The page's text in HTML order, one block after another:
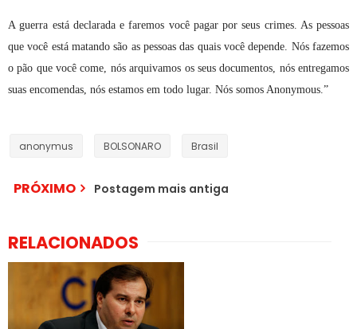
A guerra está declarada e faremos você pagar por seus crimes. As pessoas
que você está matando são as pessoas das quais você depende. Nós fazemos
o pão que você come, nós arquivamos os seus documentos, nós entregamos
suas encomendas, nós estamos em todo lugar. Nós somos Anonymous.”
anonymus BOLSONARO Brasil
PRÓXIMO Postagem mais antiga
RELACIONADOS